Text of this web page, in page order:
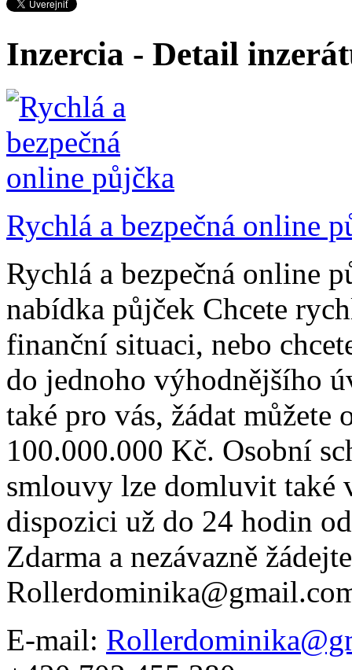
Inzercia - Detail
Rychlá a bezpečná online
Rychlá a bezpečná online
nabídka půjček Chcete
finanční situaci, nebo
do jednoho výhodnějšího
také pro vás, žádat
100.000.000 Kč. Osobní
smlouvy lze domluvit také
dispozici už do 24 hodin
Zdarma a nezávazně
E-mail: